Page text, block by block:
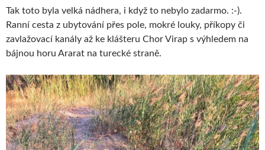
Tak toto byla velká nádhera, i když to nebylo zadarmo. :-).
Ranní cesta z ubytování přes pole, mokré louky, příkopy či
zavlažovací kanály až ke klášteru Chor Virap s výhledem na
bájnou horu Ararat na turecké straně.